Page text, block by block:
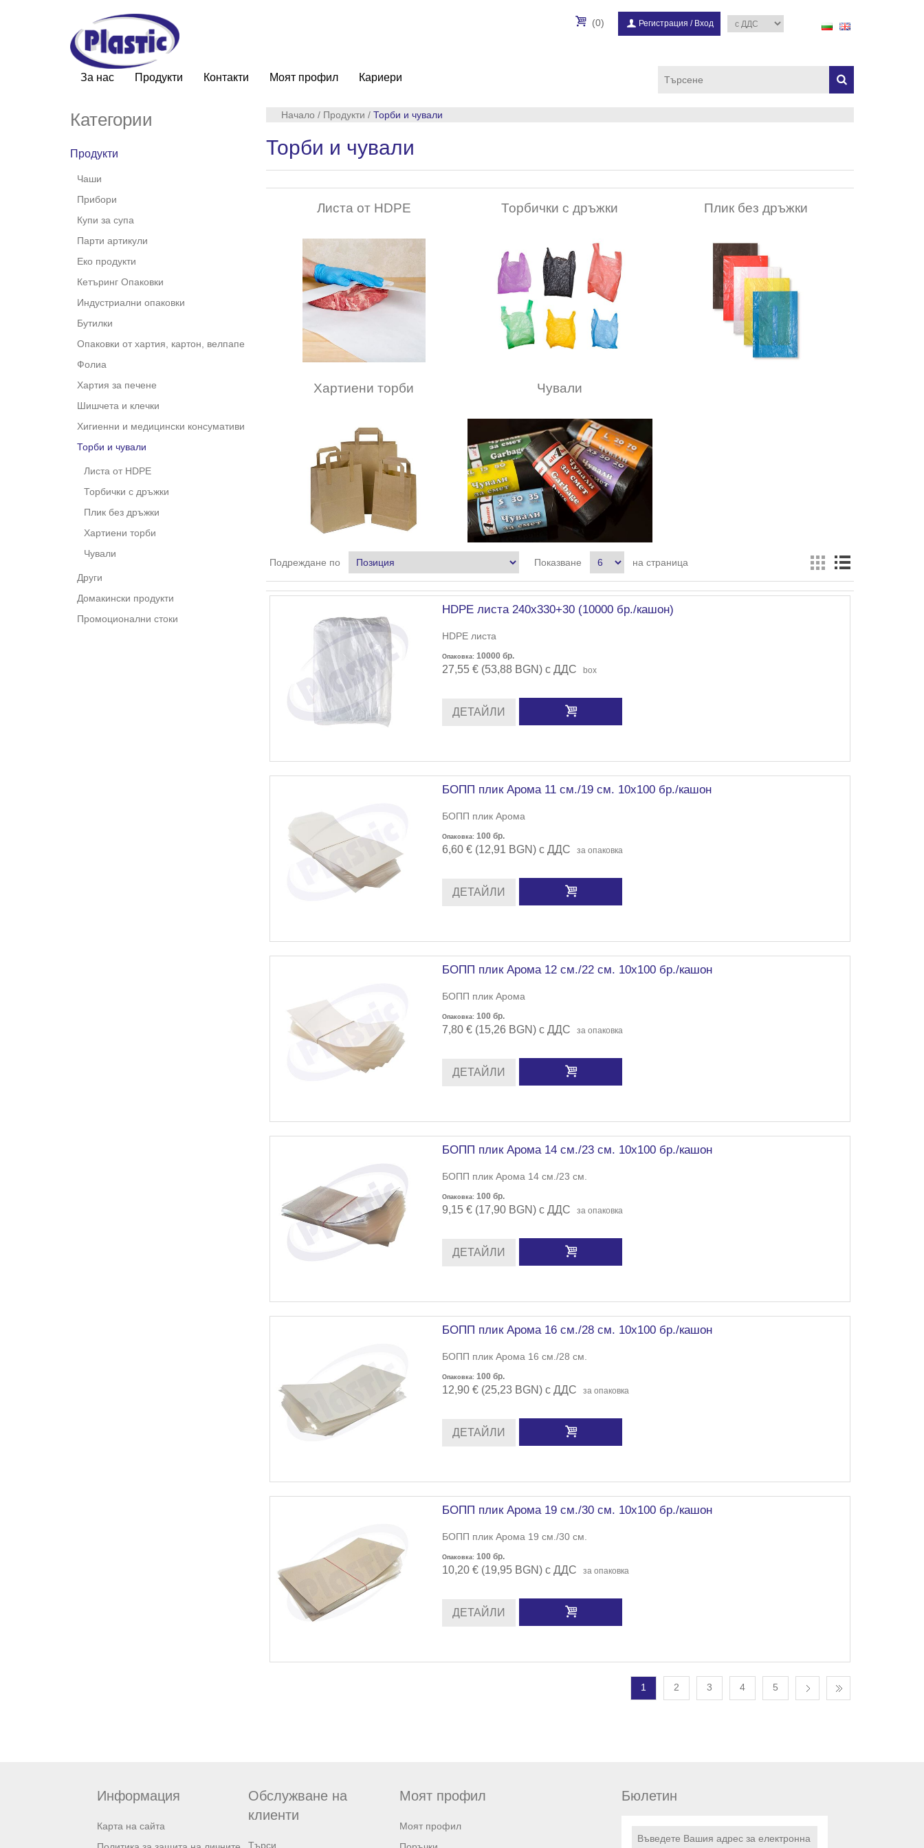
(0) Регистрация / Вход
За нас Продукти Контакти Моят профил Кариери
Категории
Продукти
Чаши
Прибори
Купи за супа
Парти артикули
Еко продукти
Кетъринг Опаковки
Индустриални опаковки
Бутилки
Опаковки от хартия, картон, велпапе
Фолиа
Хартия за печене
Шишчета и клечки
Хигиенни и медицински консумативи
Торби и чували
Листа от HDPE
Торбички с дръжки
Плик без дръжки
Хартиени торби
Чували
Други
Домакински продукти
Промоционални стоки
Начало / Продукти / Торби и чували
Торби и чували
Листа от HDPE Торбички с дръжки Плик без дръжки
Хартиени торби Чували
Подреждане по Показване на страница
HDPE листа 240х330+30 (10000 бр./кашон)
HDPE листа
Опаковка: 10000 бр.
27,55 € (53,88 BGN) с ДДС box
ДЕТАЙЛИ
БОПП плик Арома 11 см./19 см. 10х100 бр./кашон
БОПП плик Арома
Опаковка: 100 бр.
6,60 € (12,91 BGN) с ДДС за опаковка
ДЕТАЙЛИ
БОПП плик Арома 12 см./22 см. 10х100 бр./кашон
БОПП плик Арома
Опаковка: 100 бр.
7,80 € (15,26 BGN) с ДДС за опаковка
ДЕТАЙЛИ
БОПП плик Арома 14 см./23 см. 10х100 бр./кашон
БОПП плик Арома 14 см./23 см.
Опаковка: 100 бр.
9,15 € (17,90 BGN) с ДДС за опаковка
ДЕТАЙЛИ
БОПП плик Арома 16 см./28 см. 10х100 бр./кашон
БОПП плик Арома 16 см./28 см.
Опаковка: 100 бр.
12,90 € (25,23 BGN) с ДДС за опаковка
ДЕТАЙЛИ
БОПП плик Арома 19 см./30 см. 10х100 бр./кашон
БОПП плик Арома 19 см./30 см.
Опаковка: 100 бр.
10,20 € (19,95 BGN) с ДДС за опаковка
ДЕТАЙЛИ
1 2 3 4 5
Информация
Карта на сайта
Обслужване на
клиенти
Търси
Моят профил
Моят профил
Бюлетин